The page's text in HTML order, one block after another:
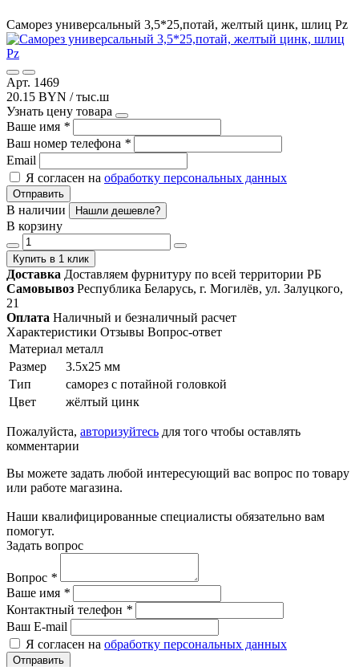
Саморез универсальный 3,5*25,потай, желтый цинк, шлиц Pz
Арт. 1469
20.15 BYN / тыс.ш
Узнать цену товара
Ваше имя *
Ваш номер телефона *
Email
Я согласен на обработку персональных данных
Отправить
В наличии Нашли дешевле?
В корзину
Купить в 1 клик
Доставка Доставляем фурнитуру по всей территории РБ
Самовывоз Республика Беларусь, г. Могилёв, ул. Залуцкого,
21
Оплата Наличный и безналичный расчет
Характеристики Отзывы Вопрос-ответ
Материал металл
Размер
3.5x25 мм
Тип
саморез с потайной головкой
Цвет
жёлтый цинк
Пожалуйста, авторизуйтесь для того чтобы оставлять
комментарии
Вы можете задать любой интересующий вас вопрос по товару
или работе магазина.
Наши квалифицированные специалисты обязательно вам
помогут.
Задать вопрос
Вопрос *
Ваше имя *
Контактный телефон *
Ваш E-mail
Я согласен на обработку персональных данных
Отправить